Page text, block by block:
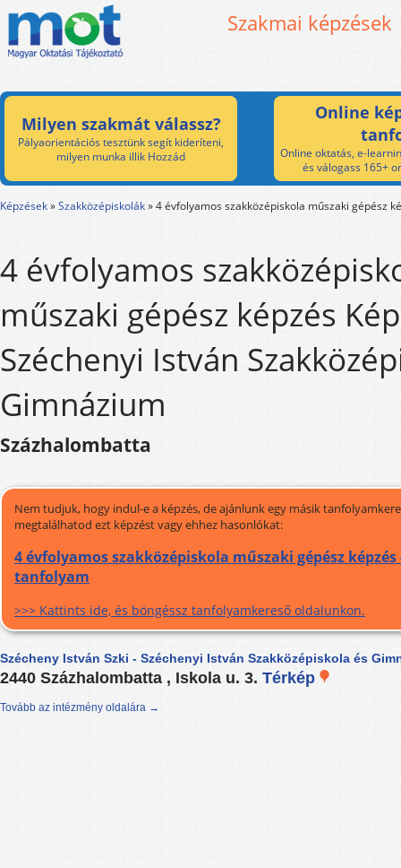
Szakmai képzések
Milyen szakmát válassz?
Pályaorientációs tesztünk segít kideríteni,
milyen munka illik Hozzád
Online
Online oktatás, e-
és válogass 165+
Képzések»Szakközépiskolák»4 évfolyamos szakközépiskola műszaki gépész
4 évfolyamos
műszaki gépész képzés
Széchenyi István
Gimnázium
Százhalombatta
Nem tudjuk, hogy indul-e a képzés, de ajánlunk egy másik
megtalálhatod ezt képzést vagy ehhez hasonlókat:
4 évfolyamos szakközépiskola műszaki gépész képzés
tanfolyam
>>> Kattints ide, és böngéssz tanfolyamkereső oldalunkon.
Szécheny István Szki - Széchenyi István Szakközépiskola és
2440 Százhalombatta , Iskola u. 3. Térkép
Tovább az intézmény oldalára →